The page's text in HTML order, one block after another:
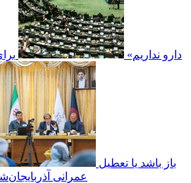
دارو نداریم»
باز باشد یا تعطیل
عمرانی